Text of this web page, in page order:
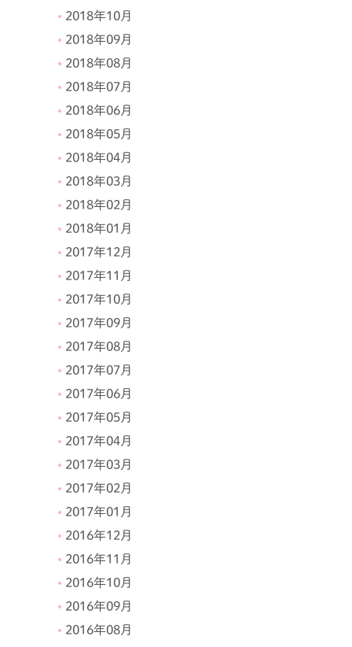
2018年10月
2018年09月
2018年08月
2018年07月
2018年06月
2018年05月
2018年04月
2018年03月
2018年02月
2018年01月
2017年12月
2017年11月
2017年10月
2017年09月
2017年08月
2017年07月
2017年06月
2017年05月
2017年04月
2017年03月
2017年02月
2017年01月
2016年12月
2016年11月
2016年10月
2016年09月
2016年08月